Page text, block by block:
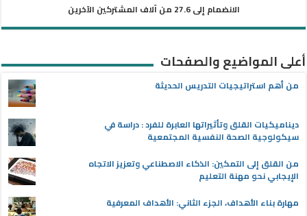
الانضمام إلى 27.6 من آلاف المشتركين الآخرين
أعلى المواضيع والصفحات
من أهم استراتيجيات التدريس الحديثة
ديناميكيات القلق وتأثيراتها العابرة للفرد : دراسة في
سيكولوجية الصحة النفسية المجتمعية
من القلق إلى التمكين: الذكاء الاصطناعي وتعزيز الاتجاه
الإيجابي نحو مهنة التعليم
مهارة بناء الأهداف، الجزء الثاني: الأهداف المعرفية